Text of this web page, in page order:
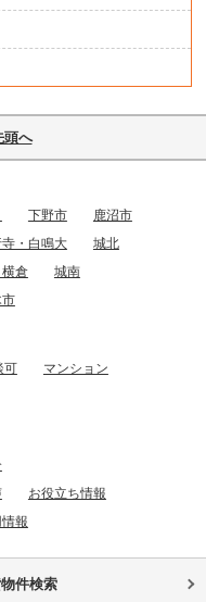
頭へ
下野市
鹿沼市
寺・白鳴大
城北
倉
城南
可
マンション
お役立ち情報
報
件検索